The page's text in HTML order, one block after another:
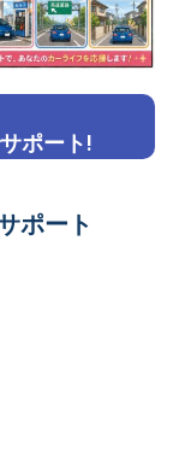
ポート!
ポート